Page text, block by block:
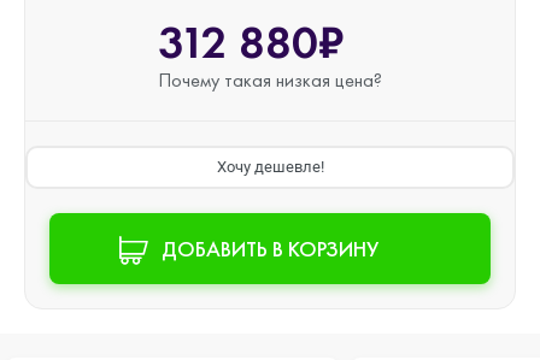
312 880₽
Почему такая низкая цена?
Хочу дешевле!
ДОБАВИТЬ В КОРЗИНУ